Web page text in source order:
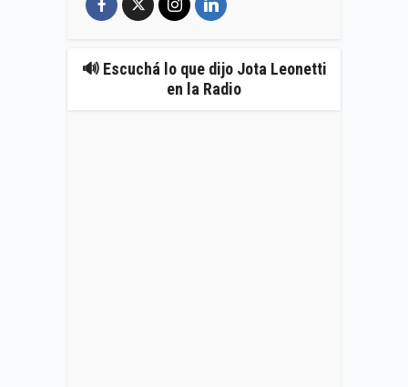
🔊 Escuchá lo que dijo Jota Leonetti
en la Radio